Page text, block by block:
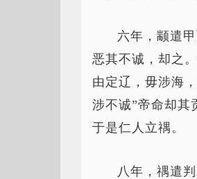
六年，颛遣
恶其不诚，却之
由定辽，毋涉海
涉不诚”帝命却其
于是仁人立禑。
八年，禑遣